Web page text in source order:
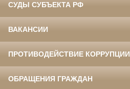
СУДЫ СУБЪЕКТА РФ
ВАКАНСИИ
ПРОТИВОДЕЙСТВИЕ КОРРУПЦИИ
ОБРАЩЕНИЯ ГРАЖДАН